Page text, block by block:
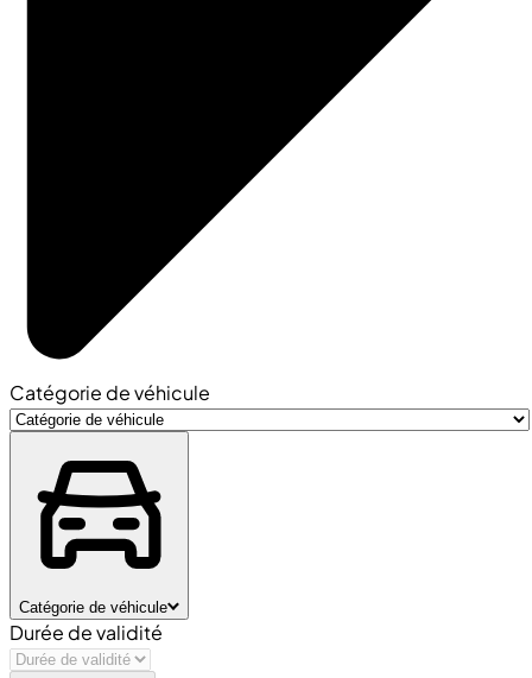
Catégorie de véhicule
Catégorie de véhicule
Durée de validité